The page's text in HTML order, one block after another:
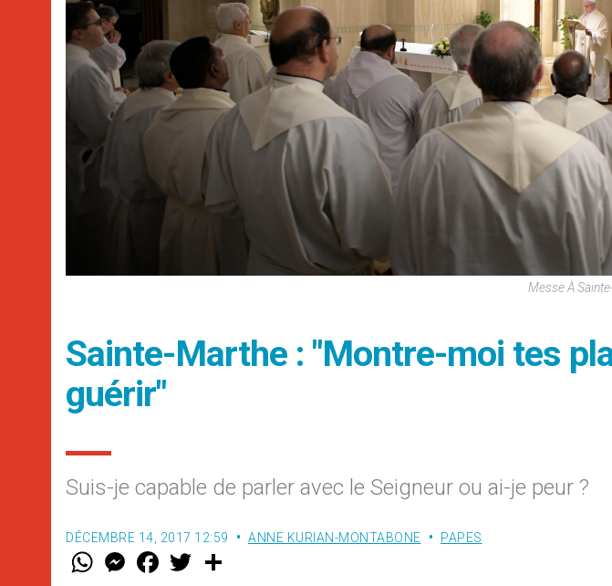
Messe À
Sainte-Marthe : "Montre-moi tes
guérir"
Suis-je capable de parler avec le Seigneur ou ai-je peur ?
DÉCEMBRE 14, 2017 12:59 ANNE KURIAN-MONTABONE PAPES
W M
e
F
a w